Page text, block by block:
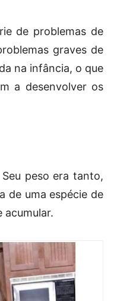
de problemas de
graves de
na infância, o que
a desenvolver os
peso era tanto,
de uma espécie de
acumular.